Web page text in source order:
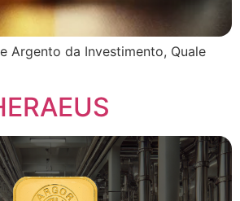
Argento da Investimento, Quale